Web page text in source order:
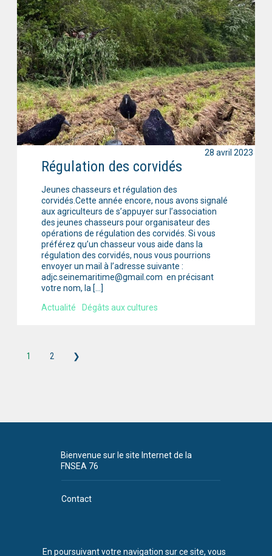
En poursuivant votre navigation sur ce site, vous
Régulation des corvidés
Jeunes chasseurs et régulation des
corvidés.Cette année encore, nous avons signalé
aux agriculteurs de s’appuyer sur l’association
des jeunes chasseurs pour organisateur des
opérations de régulation des corvidés. Si vous
préférez qu’un chasseur vous aide dans la
régulation des corvidés, nous vous pourrions
envoyer un mail à l’adresse suivante :
adjc.seinemaritime@gmail.com en précisant
votre nom, la […]
Actualité
Dégâts aux cultures
28 avril 2023
1 2 ❯
Bienvenue sur le site Internet de la
FNSEA 76
Contact